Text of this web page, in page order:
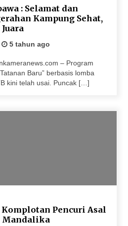
dan
Sumbawa
Atlet dari Berbagai
Inovasi Lewat
: Selamat dan
Kampung Sehat,
5 tahun ago
– Program
Baru” berbasis lomba
kini telah usai. Puncak […]
Pencuri Asal
Mandalika